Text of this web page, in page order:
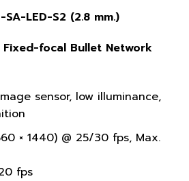
LED-S2 (2.8 mm.)
focal Bullet Network
sensor, low illuminance,
× 1440) @ 25/30 fps, Max.
fps